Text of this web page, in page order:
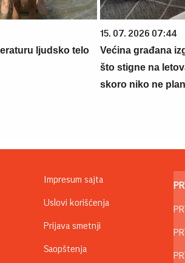
ljudsko telo
15. 07. 2026 07:44
Većina građana
što stigne na
skoro niko ne
Impresum sajta
Uslovi korišćenja
Prijava smetnji
Saopštenja